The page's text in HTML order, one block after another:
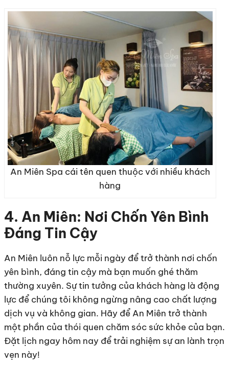
An Miên Spa cái tên quen thuộc với nhiều khách
hàng
4. An Miên: Nơi Chốn Yên Bình
Đáng Tin Cậy
An Miên luôn nỗ lực mỗi ngày để trở thành nơi chốn
yên bình, đáng tin cậy mà bạn muốn ghé thăm
thường xuyên. Sự tin tưởng của khách hàng là động
lực để chúng tôi không ngừng nâng cao chất lượng
dịch vụ và không gian. Hãy để An Miên trở thành
một phần của thói quen chăm sóc sức khỏe của bạn.
Đặt lịch ngay hôm nay để trải nghiệm sự an lành trọn
vẹn này!